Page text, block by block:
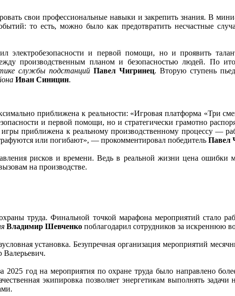
свои профессиональные навыки и закрепить знания. В
то есть, можно было как предотвратить несчастные
электробезопасности и первой помощи, но и проявить
производственным планом и безопасностью людей. По
службы подстанций Павел Чигринец. Вторую ступень
Иван Синицин.
приближена к реальности: «Игровая платформа «Три
и первой помощи, но и стратегически грамотно
приближена к реальному производственному процессу —
или погибают», — прокомментировал победитель Павел
рисков и времени. Ведь в реальной жизни цена
на производстве.
труда. Финальной точкой марафона мероприятий стало
Владимир Шевченко поблагодарил сотрудников за искреннюю
установка. Безупречная организация мероприятий
Валерьевич.
год на мероприятия по охране труда было направлено
экипировка позволяет энергетикам выполнять задачи